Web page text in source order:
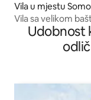
Vila u mjestu Somo
Vila sa velikom
Udobnost